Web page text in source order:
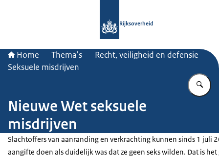
Rijksoverheid
Home Thema's
Recht, veiligheid en defensie
Seksuele misdrijven
Nieuwe Wet seksuele
misdrijven
Slachtoffers van aanranding en verkrachting kunnen sinds 1 juli
aangifte doen als duidelijk was dat ze geen seks wilden. Dat is het